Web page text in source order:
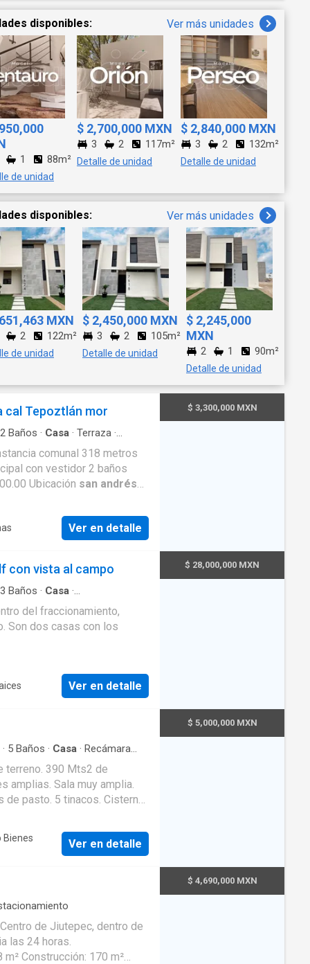
disponibles: Ver más unidades
1 88m²
de unidad
$ 2,700,000 MXN
3 2 117m²
Detalle de unidad
$ 2,840,000 MXN
3 2 132m²
Detalle de unidad
disponibles: Ver más unidades
MXN
2 122m²
de unidad
$ 2,450,000 MXN
3 2 105m²
Detalle de unidad
$ 2,245,000
MXN
2 1 90m²
Detalle de unidad
cal Tepoztlán mor
2 Baños · Casa · Terraza ·
comunal 318 metros
con vestidor 2 baños
Ubicación san andrés
Ver en detalle
$ 3,300,000 MXN
con vista al campo
3 Baños · Casa ·
Terraza
del fraccionamiento,
Son dos casas con los
Ver en detalle
$ 28,000,000 MXN
· 5 Baños · Casa · Recámara
recursos propios). Precio: $5,000,000.00 M.N.
Bienes
Ver en detalle
$ 5,000,000 MXN
de Jiutepec, dentro de
las 24 horas.
$ 4,690,000 MXN